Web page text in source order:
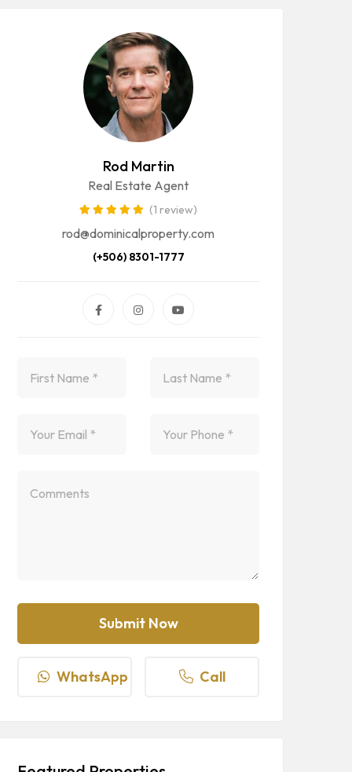
Rod Martin
Real Estate Agent
(1 review)
rod@dominicalproperty.com
(+506) 8301-1777
WhatsApp Call